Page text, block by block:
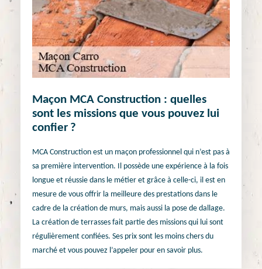
Maçon MCA Construction : quelles
sont les missions que vous pouvez lui
confier ?
MCA Construction est un maçon professionnel qui n’est pas à
sa première intervention. Il possède une expérience à la fois
longue et réussie dans le métier et grâce à celle-ci, il est en
mesure de vous offrir la meilleure des prestations dans le
cadre de la création de murs, mais aussi la pose de dallage.
La création de terrasses fait partie des missions qui lui sont
régulièrement confiées. Ses prix sont les moins chers du
marché et vous pouvez l’appeler pour en savoir plus.